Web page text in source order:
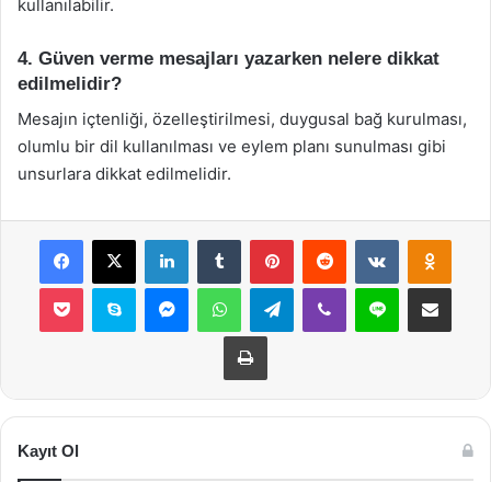
kullanılabilir.
4. Güven verme mesajları yazarken nelere dikkat
edilmelidir?
Mesajın içtenliği, özelleştirilmesi, duygusal bağ kurulması,
olumlu bir dil kullanılması ve eylem planı sunulması gibi
unsurlara dikkat edilmelidir.
Facebook
X LinkedInTumblr PinterestReddit VKontakte
Pocket Skype MessengerWhatsAppTelegramViber Line E-Posta ile
Yazdır
Kayıt Ol